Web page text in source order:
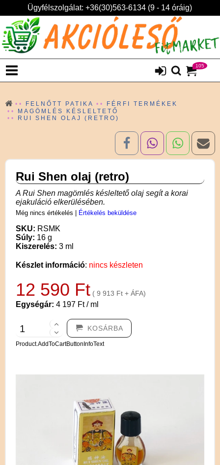
Ügyfélszolgálat: +36(30)563-6134 (9 - 14 óráig)
105
FELNŐTT PATIKA
FÉRFI TERMÉKEK
MAGÖMLÉS KÉSLELTETŐ
RUI SHEN OLAJ (RETRO)
Rui Shen olaj (retro)
A Rui Shen magömlés késleltető olaj segít a korai
ejakuláció elkerülésében.
Még nincs értékelés Értékelés beküldése
SKU: RSMK
Súly: 16 g
Kiszerelés: 3 ml
Készlet információ: nincs készleten
12 590 Ft ( 9 913 Ft + ÁFA)
Egységár: 4 197 Ft / ml
KOSÁRBA
Product.AddToCartButtonInfoText